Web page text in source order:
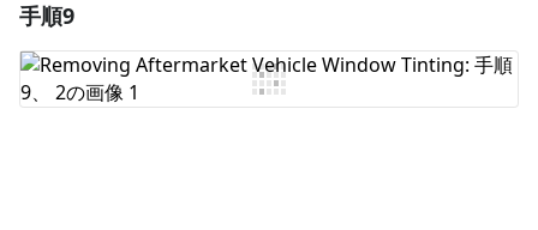
コメントを追加
手順9